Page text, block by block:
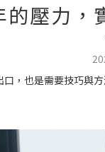
壓力，
，也是需要技巧與